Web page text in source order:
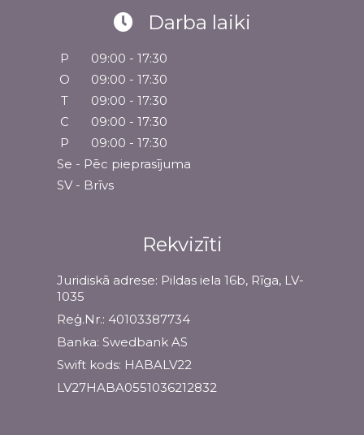
Darba laiki
P
09:00 - 17:30
O
09:00 - 17:30
T
09:00 - 17:30
C
09:00 - 17:30
P
09:00 - 17:30
Se - Pēc pieprasījuma
SV - Brīvs
Rekvizīti
Juridiskā adrese: Pildas iela 16b, Rīga, LV-
1035
Reģ.Nr.: 40103387734
Banka: Swedbank AS
Swift kods: HABALV22
LV27HABA0551036212832